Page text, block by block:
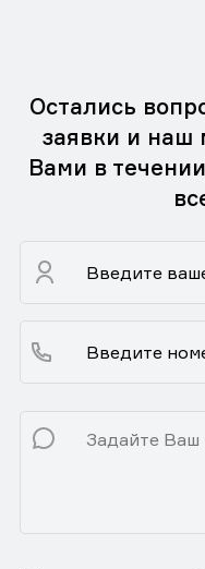
Остались
заявки и наш
Вами в